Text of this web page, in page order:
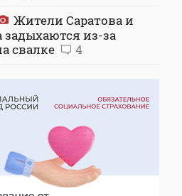
Жители Саратова и
задыхаются из-за
свалке
4